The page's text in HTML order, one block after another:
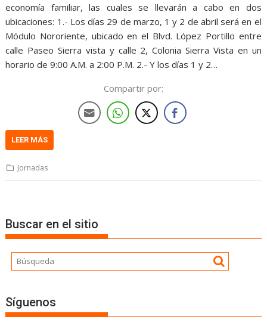
economía familiar, las cuales se llevarán a cabo en dos
ubicaciones: 1.- Los días 29 de marzo, 1 y 2 de abril será en el
Módulo Nororiente, ubicado en el Blvd. López Portillo entre
calle Paseo Sierra vista y calle 2, Colonia Sierra Vista en un
horario de 9:00 A.M. a 2:00 P.M. 2.- Y los días 1 y 2…
Compartir por:
LEER MÁS
Jornadas
Buscar en el sitio
Síguenos